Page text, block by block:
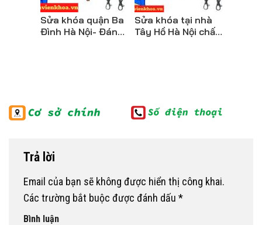
Sửa khóa quận Ba
Đình Hà Nội- Đánh
Sửa khóa tại nhà
Tây Hồ Hà Nội chất
Trả lời
Email của bạn sẽ không được hiển thị công khai.
Các trường bắt buộc được đánh dấu *
Bình luận